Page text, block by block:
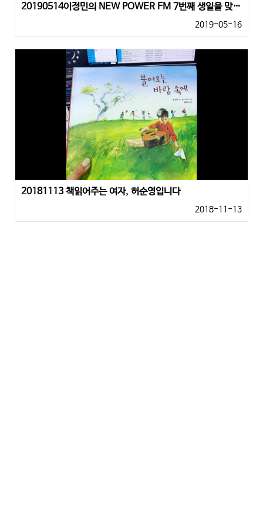
20190514이정민의 NEW POWER FM 7번째 생일을 맞이 하였어요^^
2019-05-16
20181113 책읽어주는 여자, 허순영입니다
2018-11-13